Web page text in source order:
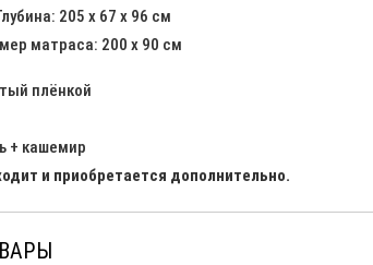
205 х 67 х 96 см
матраса: 200 х 90 см
плёнкой
+ кашемир
и приобретается дополнительно.